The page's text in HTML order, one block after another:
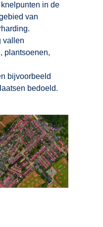
in de
van
vallen
plantsoenen,
bijvoorbeeld
bedoeld.